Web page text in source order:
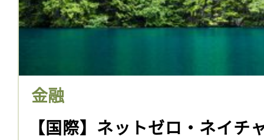
金融
【国際】ネットゼロ・ネイチ